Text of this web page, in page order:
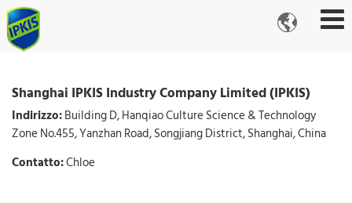

Shanghai IPKIS Industry Company Limited (IPKIS)
Indirizzo:Building D, Hanqiao Culture Science & Technology
Zone No.455, Yanzhan Road, Songjiang District, Shanghai, China
Contatto:Chloe